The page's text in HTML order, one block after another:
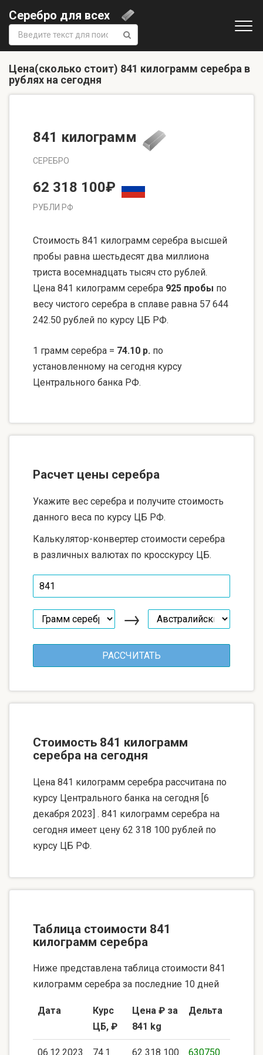
Серебро для всех
Поиск:
Цена(сколько стоит) 841 килограмм серебра в
рублях на сегодня
841 килограмм
СЕРЕБРО
62 318 100₽
РУБЛИ РФ
Стоимость 841 килограмм серебра высшей
пробы равна шестьдесят два миллиона
триста восемнадцать тысяч сто рублей.
Цена 841 килограмм серебра 925 пробы по
весу чистого серебра в сплаве равна 57 644
242.50 рублей по курсу ЦБ РФ.
1 грамм серебра = 74.10 р. по
установленному на сегодня курсу
Центрального банка РФ.
Расчет цены серебра
Укажите вес серебра и получите стоимость
данного веса по курсу ЦБ РФ.
Калькулятор-конвертер стоимости серебра
в различных валютах по кросскурсу ЦБ.
→
Стоимость 841 килограмм
серебра на сегодня
Цена 841 килограмм серебра рассчитана по
курсу Центрального банка на сегодня [6
декабря 2023] . 841 килограмм серебра на
сегодня имеет цену 62 318 100 рублей по
курсу ЦБ РФ.
Таблица стоимости 841
килограмм серебра
Ниже представлена таблица стоимости 841
килограмм серебра за последние 10 дней
Дата
Курс
ЦБ, ₽
Цена ₽ за
841 kg
Дельта
06.12.2023 74.1 62 318 100 630750